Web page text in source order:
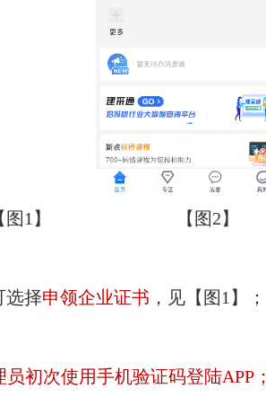
1 】 【图2】
选择申领企业证书 ，见【图1】；
初次使用手机验证码登陆APP；